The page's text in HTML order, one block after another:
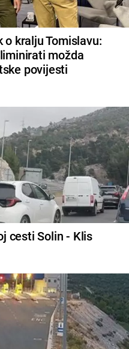
o kralju Tomislavu:
možda
povijesti
cesti Solin - Klis